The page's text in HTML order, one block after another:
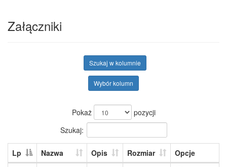
Załączniki
Szukaj w kolumnie
Wybór kolumn
Pokaż
pozycji
Szukaj:
Lp Nazwa Opis Rozmiar
Opcje